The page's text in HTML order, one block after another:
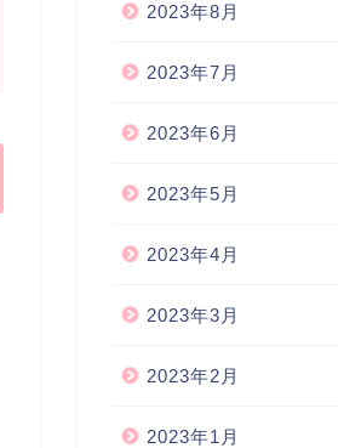
2023年8月
2023年7月
2023年6月
2023年5月
2023年4月
2023年3月
2023年2月
2023年1月